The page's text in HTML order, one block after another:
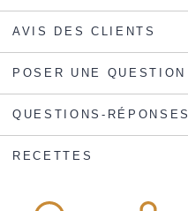
AVIS DES CLIENTS
POSER UNE QUESTION
QUESTIONS-RÉPONSES
RECETTES